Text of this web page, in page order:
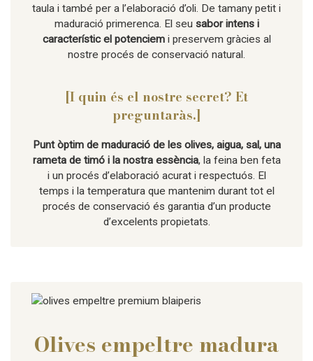
taula i també per a l’elaboració d’oli. De tamany petit i
maduració primerenca. El seu sabor intens i
característic el potenciemi preservem gràcies al
nostre procés de conservació natural.
[I quin és el nostre secret? Et
preguntaràs.]
Punt òptim de maduració de les olives, aigua, sal, una
rameta de timó i la nostra essència, la feina ben feta
i un procés d’elaboració acurat i respectuós. El
temps i la temperatura que mantenim durant tot el
procés de conservació és garantia d’un producte
d’excelents propietats.
Olives empeltre madura